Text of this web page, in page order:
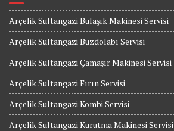
Arçelik Sultangazi Bulaşık Makinesi Servisi
Arçelik Sultangazi Buzdolabı Servisi
Arçelik Sultangazi Çamaşır Makinesi Servisi
Arçelik Sultangazi Fırın Servisi
Arçelik Sultangazi Kombi Servisi
Arçelik Sultangazi Kurutma Makinesi Servisi